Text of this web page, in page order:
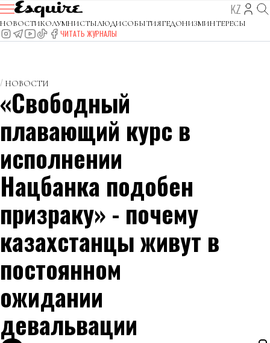
KZ
НОВОСТИКОЛУМНИСТЫЛЮДИСОБЫТИЯГЕДОНИЗМИНТЕРЕСЫ
ЧИТАТЬ ЖУРНАЛЫ
НОВОСТИ
«Свободный
плавающий курс в
исполнении
Нацбанка подобен
призраку» - почему
казахстанцы живут в
постоянном
ожидании
девальвации